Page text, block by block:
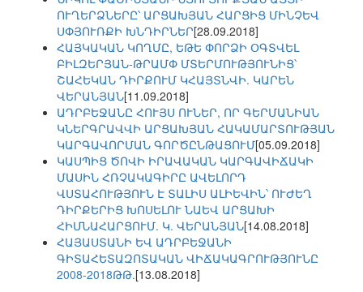
ՈՒՂԵՐՁՆԵՐԸ՝ ԱՐՑԱԽՅԱՆ ՀԱՐՑԻՑ ՄԻՆՉԵՎ
ՍՓՅՈՒՌՔԻ ԽՆԴԻՐՆԵՐ[28.09.2018]
ՀԱՅԿԱԿԱՆ ԿՈՂՄԸ, ԵԹԵ ՓՈՐՁԻ ՕԳՏՎԵԼ
ԲԻԼԶԵՐՅԱՆ-ԹՐԱՄՓ ՄՏԵՐՄՈՒԹՅՈՒՆԻՑ՝
ՇԱՀԵԿԱՆ ԴԻՐՔՈՒՄ ԿՀԱՅՏՆՎԻ. ԿԱՐԵՆ
ՎԵՐԱՆՅԱՆ[11.09.2018]
ԱԴՐԲԵՋԱՆԸ ՀՈՒՅՍ ՈՒՆԵՐ, ՈՐ ԳԵՐՄԱՆԻԱՆ
ԿՆԵՐԳՐԱՎՎԻ ԱՐՑԱԽՅԱՆ ՀԱԿԱՄԱՐՏՈՒԹՅԱՆ
ԿԱՐԳԱՎՈՐՄԱՆ ԳՈՐԾԸՆԹԱՑՈՒՄ[05.09.2018]
ԿԱՍՊԻՑ ԾՈՎԻ ԻՐԱՎԱԿԱՆ ԿԱՐԳԱՎԻՃԱԿԻ
ՄԱՍԻՆ ՀՌՉԱԿԱԳԻՐԸ ԱՎԵԼՈՐԴ
ՎՍՏԱՀՈՒԹՅՈՒՆ Է ՏԱԼԻՍ ԱԼԻԵՎԻՆ՝ ՈՒԺԵՂ
ԴԻՐՔԵՐԻՑ ԽՈՍԵԼՈՒ ՆԱԵՎ ԱՐՑԱԽԻ
ՀԻՄՆԱՀԱՐՑՈՒՄ. Կ. ՎԵՐԱՆՅԱՆ[14.08.2018]
ՀԱՅԱՍՏԱՆԻ ԵՎ ԱԴՐԲԵՋԱՆԻ
ԳԻՏԱՀԵՏԱԶՈՏԱԿԱՆ ՎԻՃԱԿԱԳՐՈՒԹՅՈՒՆԸ
2008-2018ԹԹ.[13.08.2018]